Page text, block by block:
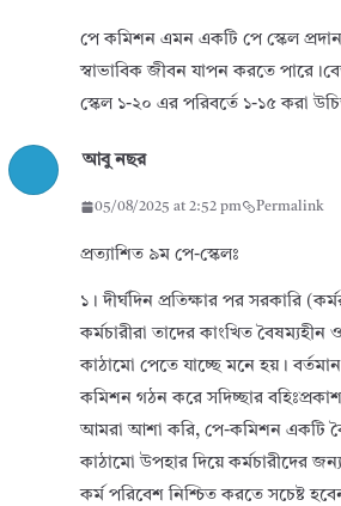
পে কমিশন এমন একটি পে স্কেল
স্বাভাবিক জীবন যাপন করতে
স্কেল ১-২০ এর পরিবর্তে ১-১৫ করা
আবু নছর
05/08/2025 at 2:52 pm Permalink
প্রত্যাশিত ৯ম পে-স্কেলঃ
১। দীর্ঘদিন প্রতিক্ষার পর সরকারি
কর্মচারীরা তাদের কাংখিত
কাঠামো পেতে যাচ্ছে মনে হয়।
কমিশন গঠন করে সদিচ্ছার
আমরা আশা করি, পে-কমিশন একটি
কাঠামো উপহার দিয়ে কর্মচারীদের জন্য
কর্ম পরিবেশ নিশ্চিত করতে সচেষ্ট